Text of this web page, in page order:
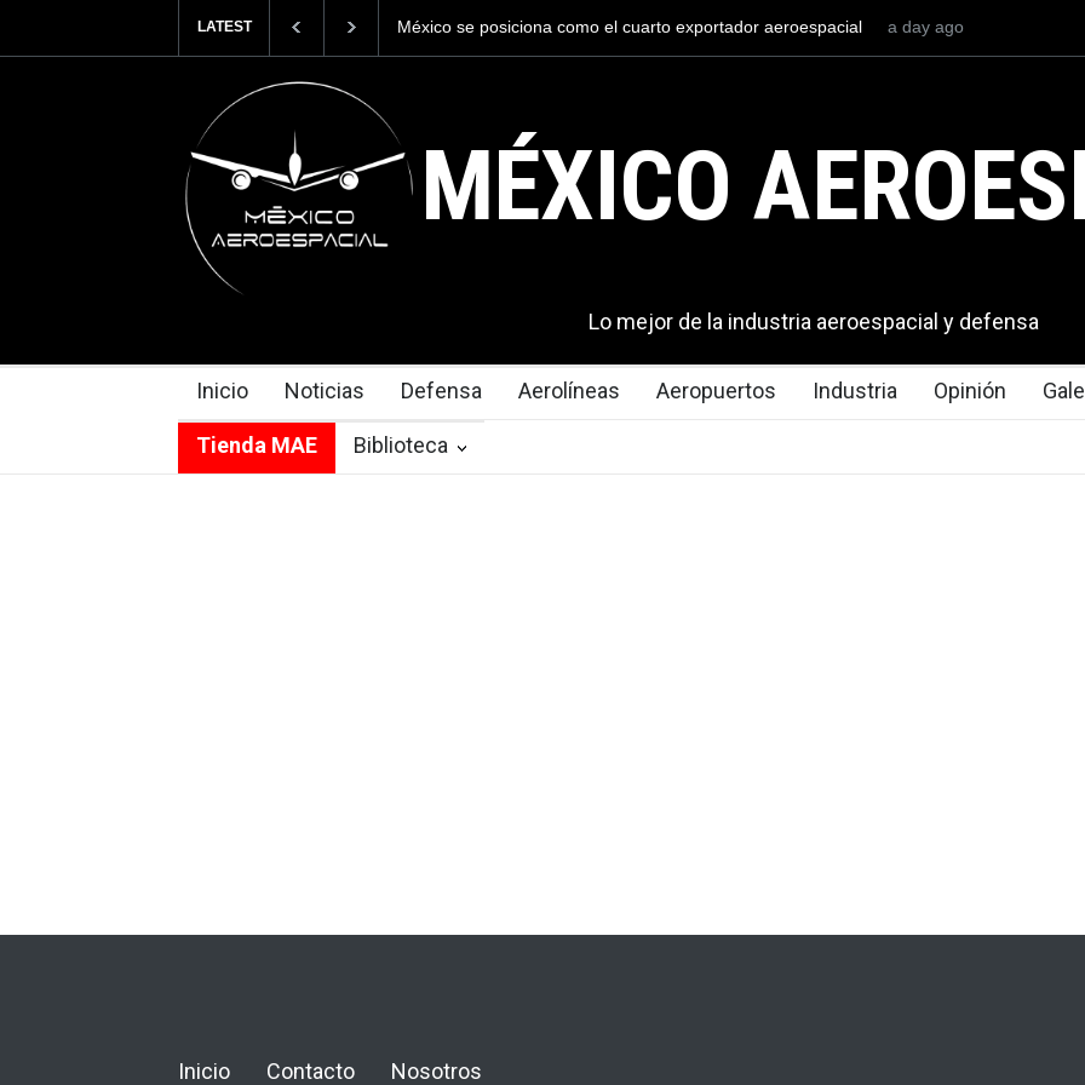
LATEST
México se posiciona como el cuarto exportador aeroespacial
exportaciones en el 2025.
La industria naval
a day ago
MÉXICO
Lo mejor de la industria aeroespacial y defensa
Inicio Noticias Defensa Aerolíneas Aeropuertos Industria Opinión
Tienda MAE Biblioteca
Inicio Contacto Nosotros